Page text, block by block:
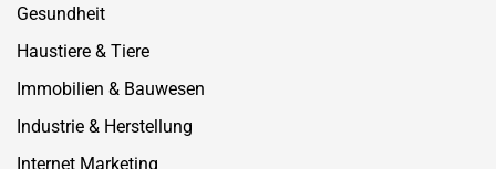
Gesundheit
Haustiere & Tiere
Immobilien & Bauwesen
Industrie & Herstellung
Internet Marketing